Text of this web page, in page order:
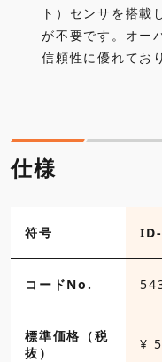
ト）センサを搭載
が不要です。オー
信頼性に優れてお
仕様
符号
コードNo.
標準価格（税
抜）
¥